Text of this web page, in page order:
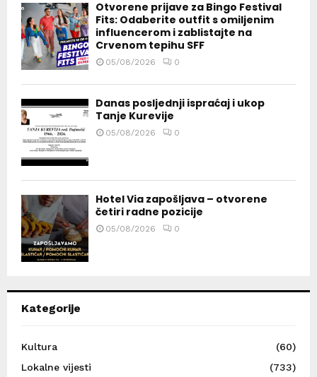
Otvorene prijave za Bingo Festival
Fits: Odaberite outfit s omiljenim
influencerom i zablistajte na
Crvenom tepihu SFF
05/08/2026 0
Danas posljednji ispraćaj i ukop
Tanje Kurevije
05/08/2026 0
Hotel Via zapošljava – otvorene
četiri radne pozicije
05/08/2026 0
Kategorije
Kultura
(60)
Lokalne vijesti
(733)